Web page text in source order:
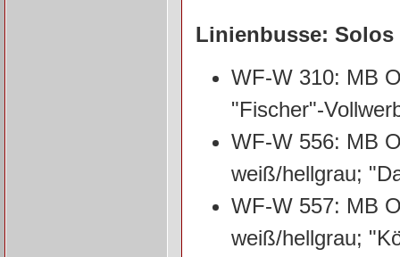
Linienbusse: Solos
WF-W 310: MB
"Fischer"-
WF-W 556: MB
weiß/hellgrau;
WF-W 557: MB
weiß/hellgrau;